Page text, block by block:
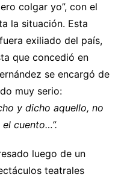
colgar yo”, con el
la situación. Esta
exiliado del país,
que concedió en
se encargó de
muy serio:
y dicho aquello, no
cuento…”.
luego de un
teatrales